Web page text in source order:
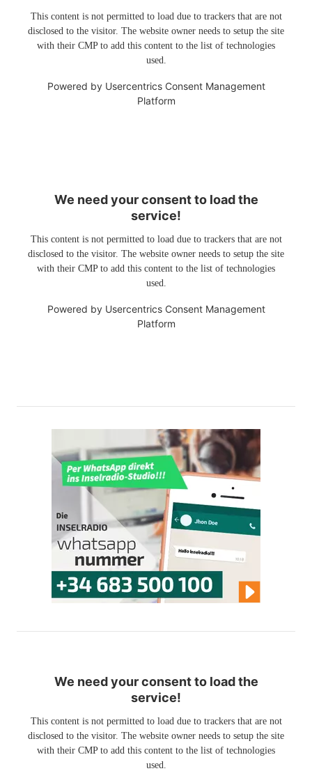
This content is not permitted to load due to trackers that are not
disclosed to the visitor. The website owner needs to setup the site
with their CMP to add this content to the list of technologies
used.
Powered by Usercentrics Consent Management
Platform
We need your consent to load the
service!
This content is not permitted to load due to trackers that are not
disclosed to the visitor. The website owner needs to setup the site
with their CMP to add this content to the list of technologies
used.
Powered by Usercentrics Consent Management
Platform
We need your consent to load the
service!
This content is not permitted to load due to trackers that are not
disclosed to the visitor. The website owner needs to setup the site
with their CMP to add this content to the list of technologies
used.